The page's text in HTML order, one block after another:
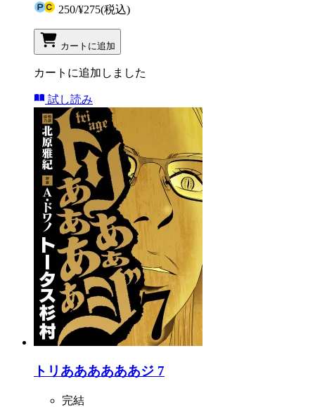
250/¥275(税込)
カートに追加
カートに追加しました
試し読み
トリああああああジ 7
完結